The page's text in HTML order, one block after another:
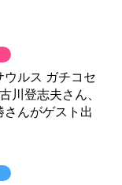
ウルス ガチコセ
川登志夫さん、
んがゲスト出